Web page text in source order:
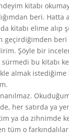
kitabı
beri. Hatta
kitabı elime alıp
geçirdiğimden beri
Şöyle bir
sürmedi bu kitabı
almak istediğime
her satırda ya
ya da zihnimde
tüm o